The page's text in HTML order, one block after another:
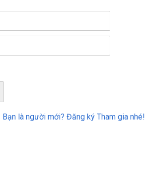
Bạn là người mới? Đăng ký Tham gia nhé!